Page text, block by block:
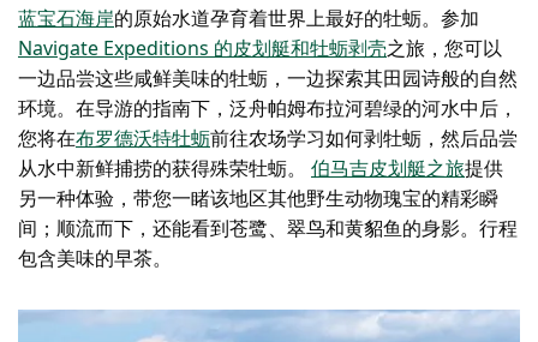
蓝宝石海岸的原始水道孕育着世界上最好的牡蛎。参加
Navigate Expeditions 的皮划艇和牡蛎剥壳之旅，您可以
一边品尝这些咸鲜美味的牡蛎，一边探索其田园诗般的自然
环境。在导游的指南下，泛舟帕姆布拉河碧绿的河水中后，
您将在布罗德沃特牡蛎前往农场学习如何剥牡蛎，然后品尝
从水中新鲜捕捞的获得殊荣牡蛎。 伯马吉皮划艇之旅提供
另一种体验，带您一睹该地区其他野生动物瑰宝的精彩瞬
间；顺流而下，还能看到苍鹭、翠鸟和黄貂鱼的身影。行程
包含美味的早茶。